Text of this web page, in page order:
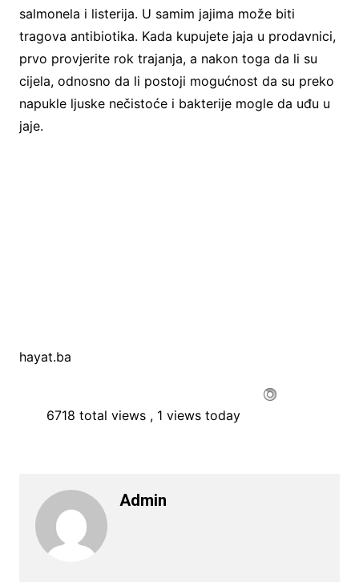
salmonela i listerija. U samim jajima može biti
tragova antibiotika. Kada kupujete jaja u prodavnici,
prvo provjerite rok trajanja, a nakon toga da li su
cijela, odnosno da li postoji mogućnost da su preko
napukle ljuske nečistoće i bakterije mogle da uđu u
jaje.
hayat.ba
6718 total views , 1 views today
Admin